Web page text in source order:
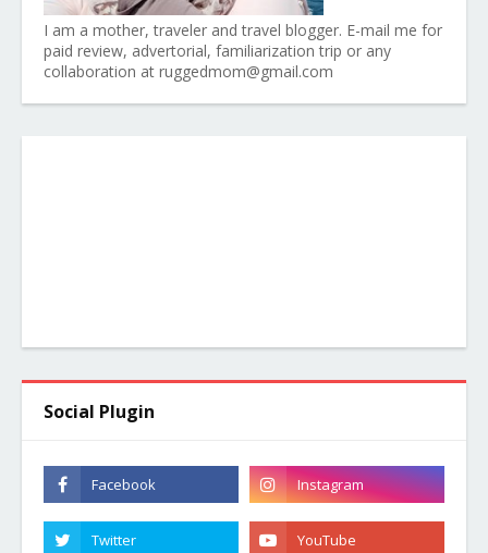
I am a mother, traveler and travel blogger. E-mail me for
paid review, advertorial, familiarization trip or any
collaboration at ruggedmom@gmail.com
Social Plugin